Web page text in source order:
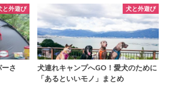
と外遊び
さ
犬と外遊び
犬連れキャンプへGO！愛犬のために
「あるといいモノ」まとめ